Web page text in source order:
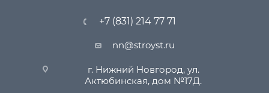
+7 (831) 214 77 71
nn@stroyst.ru
г. Нижний Новгород, ул.
Актюбинская, дом №17Д.